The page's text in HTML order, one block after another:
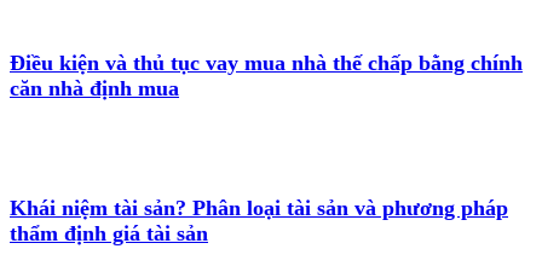
Điều kiện và thủ tục vay mua nhà thế chấp bằng chính
căn nhà định mua
Khái niệm tài sản? Phân loại tài sản và phương pháp
thẩm định giá tài sản